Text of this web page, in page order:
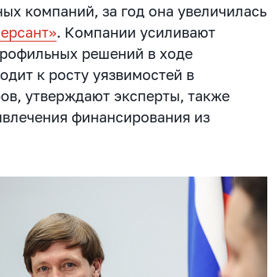
компаний, за год она увеличилась
. Компании усиливают
решений в ходе
к росту уязвимостей в
утверждают эксперты, также
финансирования из